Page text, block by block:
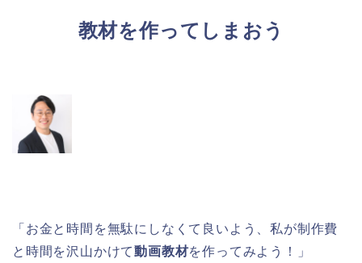
教材を作ってしまおう
「お金と時間を無駄にしなくて良いよう、私が制作費
と時間を沢山かけて動画教材を作ってみよう！」